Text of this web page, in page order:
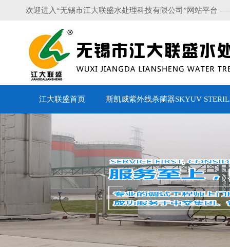
欢迎进入“无锡市江大联盛水处理科技有限公司”网站平台
江大联盛首页 斯凯威紫外线杀菌器SKYUV